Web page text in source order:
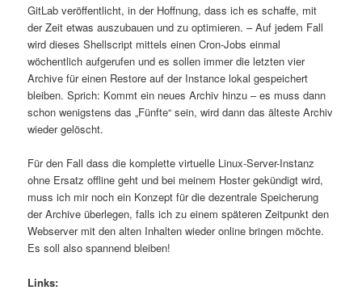
GitLab veröffentlicht, in der Hoffnung, dass ich es schaffe, mit
der Zeit etwas auszubauen und zu optimieren. – Auf jedem Fall
wird dieses Shellscript mittels einen Cron-Jobs einmal
wöchentlich aufgerufen und es sollen immer die letzten vier
Archive für einen Restore auf der Instance lokal gespeichert
bleiben. Sprich: Kommt ein neues Archiv hinzu – es muss dann
schon wenigstens das „Fünfte“ sein, wird dann das älteste Archiv
wieder gelöscht.
Für den Fall dass die komplette virtuelle Linux-Server-Instanz
ohne Ersatz offline geht und bei meinem Hoster gekündigt wird,
muss ich mir noch ein Konzept für die dezentrale Speicherung
der Archive überlegen, falls ich zu einem späteren Zeitpunkt den
Webserver mit den alten Inhalten wieder online bringen möchte.
Es soll also spannend bleiben!
Links: